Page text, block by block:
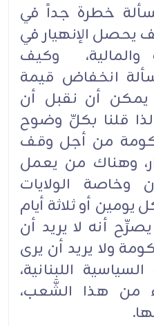
خطرة جداً في
يحصل الإنهيار في
والمالية، وكيف
انخفاض قيمة
يمكن أن نقبل أن
قلنا بكلِّ وضوح
من أجل وقف
وهناك من يعمل
وخاصة الولايات
يومين أو ثلاثة أيام
يصرِّح أنه لا يريد أن
ولا يريد أن يرى
اللبنانية،
من هذا الشَّعب،